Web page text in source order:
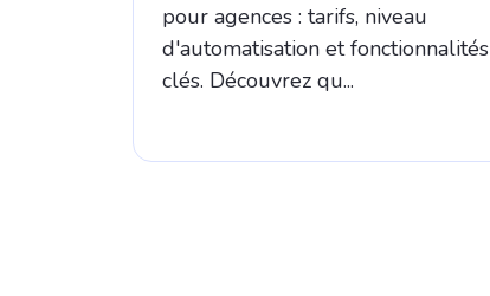
pour agences : tarifs, niveau
d'automatisation et fonctionnalités
clés. Découvrez qu...